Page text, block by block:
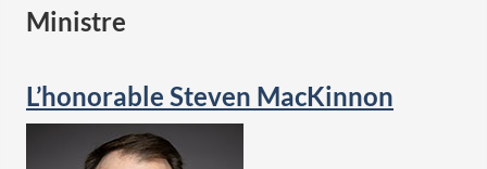
Ministre
L’honorable Steven MacKinnon